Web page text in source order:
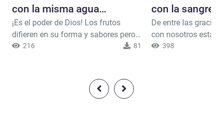
con la misma agua…
¡Es el poder de Dios! Los frutos
difieren en su forma y sabores pero
todos fueron regados con la misma
colindantes y hay viñedos, cultivos y
palmeras, algunas de las cuales
216 81
con la sangre
De entre las
con nosotros está
vaca produzca
398